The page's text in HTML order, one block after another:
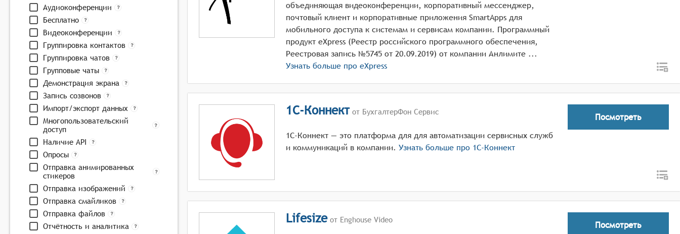
Аудиоконференции
Бесплатно
Видеоконференции
Группировка контактов
Группировка чатов
Групповые чаты
Демонстрация экрана
Запись созвонов
Импорт/экспорт данных
Многопользовательский
доступ
Наличие API
Опросы
Отправка анимированных
стикеров
Отправка изображений
Отправка смайликов
Отправка файлов
Отчётность и аналитика
объединяющая видеоконференции, корпоративный мессенджер,
почтовый клиент и корпоративные приложения SmartApps для
мобильного доступа к системам и сервисам компании. Программный
продукт eXpress (Реестр российского программного обеспечения,
Реестровая запись №5745 от 20.09.2019) от компании Анлимите ...
Узнать больше про eXpress
1С-Коннектот БухгалтерФон Сервис
1С-Коннект — это платформа для для автоматизации сервисных служб
и коммуникаций в компании. Узнать больше про 1С-Коннект
Посмотреть
Lifesizeот Enghouse Video Посмотреть